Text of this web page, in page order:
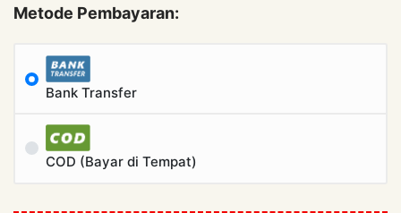
Metode Pembayaran:
Bank Transfer
COD (Bayar di Tempat)